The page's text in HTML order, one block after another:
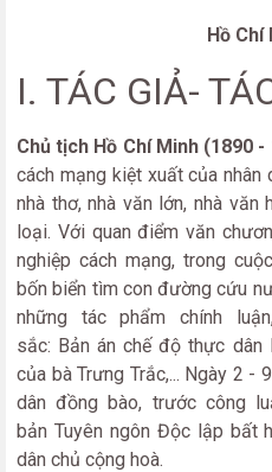
Hồ Chí
I. TÁC GIẢ-
Chủ tịch Hồ Chí Minh (1890 -
cách mạng kiệt xuất của nhân
nhà thơ, nhà văn lớn, nhà văn
loại. Với quan điểm văn
nghiệp cách mạng, trong
bốn biển tìm con đường cứu
những tác phẩm chính
sắc: Bản án chế độ thực dân
của bà Trưng Trắc,... Ngày 2 -
dân đồng bào, trước công
bản Tuyên ngôn Độc lập bất
dân chủ cộng hoà.